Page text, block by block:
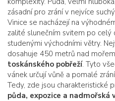
zásadní pro zrání v nejvíce
Vinice se nacházejí na
zalité slunečním svitem po celý
studenými východními větry.
dosahuje 450 metrů nad
toskánského pobřeží. Tyto
vánek určují vůně a pomalé
Tedy, zde jsou charakteristické
půda, expozice a nadmořská